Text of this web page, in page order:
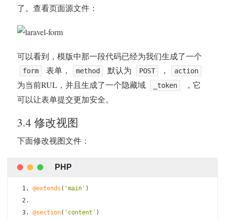
了。查看页面源文件：
可以看到，模版中那一段代码已经为我们生成了一个
form 表单， method 默认为 POST ， action
为当前RUL，并且生成了一个隐藏域 _token
，它
可以让表单提交更加安全。
3.4 修改视图
下面修改视图文件：
@extends ( 'main' )
@section( 'content' )